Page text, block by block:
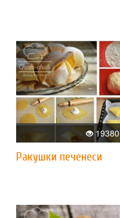
19380
Ракушки печенеси